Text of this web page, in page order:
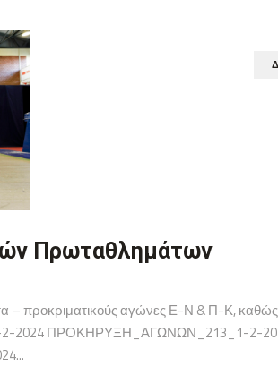
Πρωταθλημάτων
προκριματικούς αγώνες Ε-Ν & Π-Κ, καθώς
2-2024 ΠΡΟΚΗΡΥΞΗ_ΑΓΩΝΩΝ_213_1-2-